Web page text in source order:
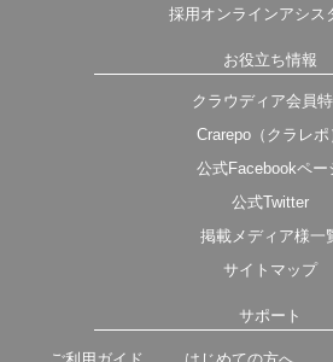
採用オンラインアシス
お役立ち情報
クラウディア会員
Crarepo（クラレポ
公式Facebookペー
公式Twitter
掲載メディア様一
サイトマップ
サポート